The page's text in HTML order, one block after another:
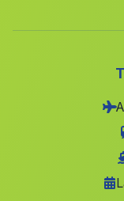
Real de
(Alicante)